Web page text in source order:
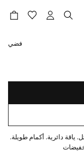
فضي
دائرية. أكمام طويلة.